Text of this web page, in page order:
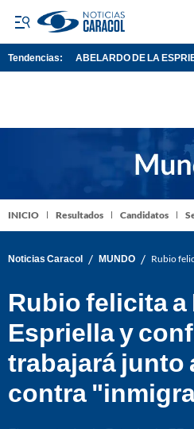
Tendencias: ABELARDO DE LA
INICIO Resultados Candidatos
Noticias Caracol / MUNDO / Rubio
Rubio felicita a
Espriella y
trabajará junto
contra